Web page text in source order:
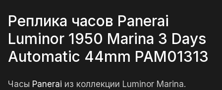
Реплика часов Panerai
Luminor 1950 Marina 3 Days
Automatic 44mm PAM01313
Часы Panerai из коллекции Luminor Marina.